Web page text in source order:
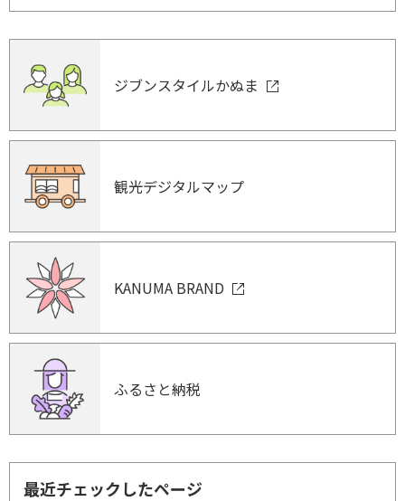
ジブンスタイルかぬま
観光デジタルマップ
KANUMA BRAND
ふるさと納税
最近チェックしたページ